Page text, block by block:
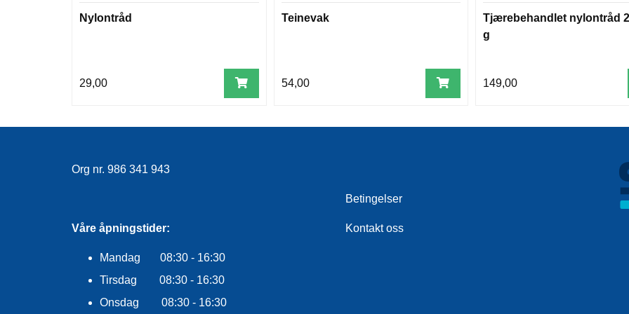
Nylontråd
29,00
Teinevak
54,00
Tjærebehandlet nylontråd
g
149,00
Org nr. 986 341 943
Våre åpningstider:
Mandag 08:30 - 16:30
Tirsdag 08:30 - 16:30
Onsdag 08:30 - 16:30
Betingelser
Kontakt oss